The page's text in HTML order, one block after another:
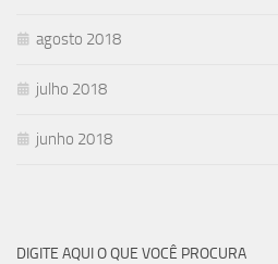
agosto 2018
julho 2018
junho 2018
DIGITE AQUI O QUE VOCÊ PROCURA